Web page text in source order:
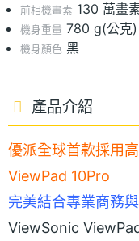
前相機畫素 130 萬畫
機身重量 780 g(公克)
機身顏色 黑
產品介紹
優派全球首款採用
ViewPad 10Pro
完美結合專業商務
ViewSonic